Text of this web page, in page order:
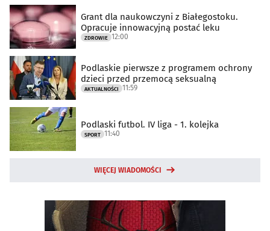
Grant dla naukowczyni z Białegostoku.
Opracuje innowacyjną postać leku
ZDROWIE 12:00
Podlaskie pierwsze z programem ochrony
dzieci przed przemocą seksualną
AKTUALNOŚCI 11:59
Podlaski futbol. IV liga - 1. kolejka
SPORT 11:40
WIĘCEJ WIADOMOŚCI